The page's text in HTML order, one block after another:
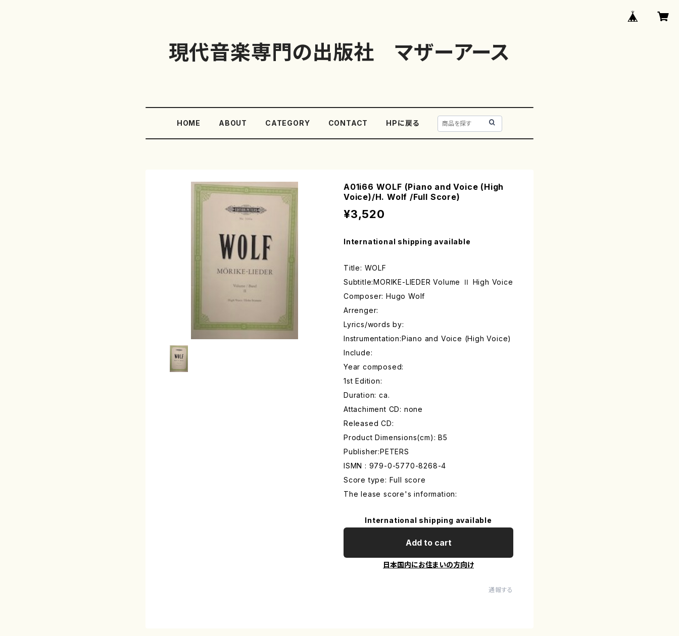
現代音楽専門の出版社 マザーアース
HOME ABOUT CATEGORY CONTACT HPに戻る
A01i66 WOLF (Piano and Voice (High
Voice)/H. Wolf /Full Score)
¥3,520
International shipping available
Title: WOLF
Subtitle:MORIKE-LIEDER Volume Ⅱ High Voice
Composer: Hugo Wolf
Arrenger:
Lyrics/words by:
Instrumentation:Piano and Voice (High Voice)
Include:
Year composed:
1st Edition:
Duration: ca.
Attachiment CD: none
Released CD:
Product Dimensions(cm): B5
Publisher:PETERS
ISMN : 979-0-5770-8268-4
Score type: Full score
The lease score's information:
International shipping available
Add to cart
日本国内にお住まいの方向け
通報する